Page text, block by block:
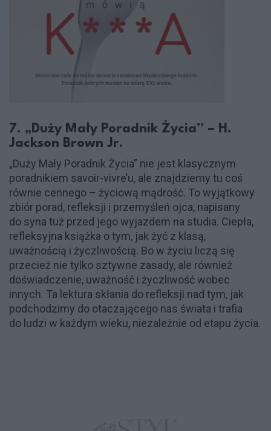
7. „Duży Mały Poradnik Życia” – H.
Jackson Brown Jr.
„Duży Mały Poradnik Życia” nie jest klasycznym
poradnikiem savoir-vivre’u, ale znajdziemy tu coś
równie cennego – życiową mądrość. To wyjątkowy
zbiór porad, refleksji i przemyśleń ojca, napisany
do syna tuż przed jego wyjazdem na studia. Ciepła,
refleksyjna książka o tym, jak żyć z klasą,
uważnością i życzliwością. Bo w życiu liczą się
przecież nie tylko sztywne zasady, ale również
doświadczenie, uważność i życzliwość wobec
innych. Ta lektura skłania do refleksji nad tym, jak
podchodzimy do otaczającego nas świata i trafia
do ludzi w każdym wieku, niezależnie od etapu życia.